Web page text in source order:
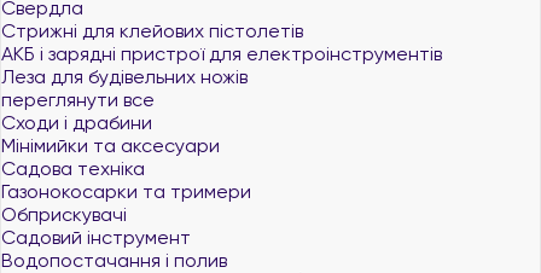
Свердла
Стрижні для клейових пістолетів
АКБ і зарядні пристрої для електроінструментів
Леза для будівельних ножів
переглянути все
Сходи і драбини
Мінімийки та аксесуари
Садова техніка
Газонокосарки та тримери
Обприскувачі
Садовий інструмент
Водопостачання і полив